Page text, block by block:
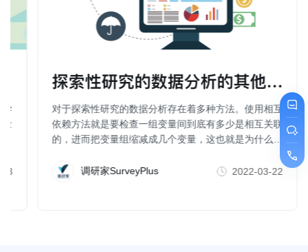
学
量
探索性研究的数据分析的其他方法（
对于探索性研究的数据分析存在着多种方法。使用相互
依赖方法就是要检查一组变量间到底有多少是相互关联
的，进而把变量组缩减成几个变量，这也就是为什么一
些人也把因子分析、聚类分析、维度分析等称为数据简
化方法。调研家SurveyPlus 2022-03-22